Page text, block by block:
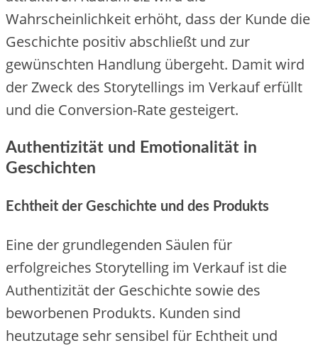
Wahrscheinlichkeit erhöht, dass der Kunde die
Geschichte positiv abschließt und zur
gewünschten Handlung übergeht. Damit wird
der Zweck des Storytellings im Verkauf erfüllt
und die Conversion-Rate gesteigert.
Authentizität und Emotionalität in
Geschichten
Echtheit der Geschichte und des Produkts
Eine der grundlegenden Säulen für
erfolgreiches Storytelling im Verkauf ist die
Authentizität der Geschichte sowie des
beworbenen Produkts. Kunden sind
heutzutage sehr sensibel für Echtheit und